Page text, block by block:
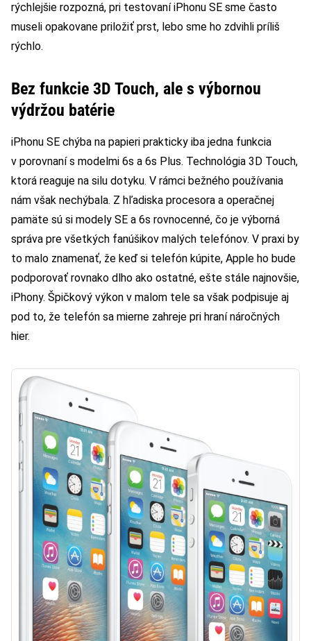
rýchlejšie rozpozná, pri testovaní iPhonu SE sme často
museli opakovane priložiť prst, lebo sme ho zdvihli príliš
rýchlo.
Bez funkcie 3D Touch, ale s výbornou
výdržou batérie
iPhonu SE chýba na papieri prakticky iba jedna funkcia
v porovnaní s modelmi 6s a 6s Plus. Technológia 3D Touch,
ktorá reaguje na silu dotyku. V rámci bežného používania
nám však nechýbala. Z hľadiska procesora a operačnej
pamäte sú si modely SE a 6s rovnocenné, čo je výborná
správa pre všetkých fanúšikov malých telefónov. V praxi by
to malo znamenať, že keď si telefón kúpite, Apple ho bude
podporovať rovnako dlho ako ostatné, ešte stále najnovšie,
iPhony. Špičkový výkon v malom tele sa však podpisuje aj
pod to, že telefón sa mierne zahreje pri hraní náročných
hier.